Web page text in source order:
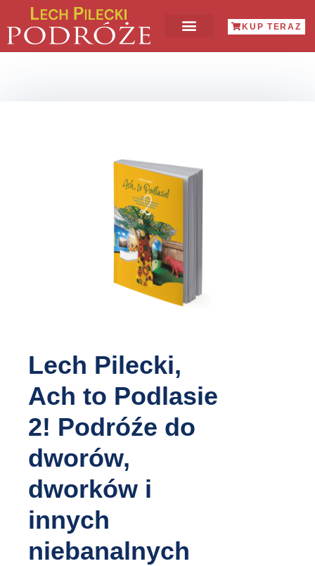
KUP TERAZ
Lech Pilecki,
Ach to Podlasie
2! Podróźe do
dworów,
dworków i
innych
niebanalnych